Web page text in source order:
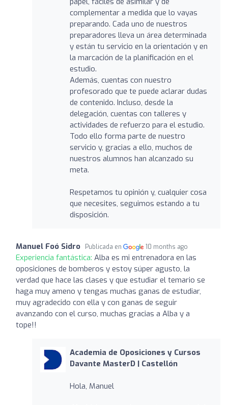
complementar a medida que lo vayas
preparando. Cada uno de nuestros
preparadores lleva un área determinada
y están tu servicio en la orientación y en
la marcación de la planificación en el
estudio.
Además, cuentas con nuestro
profesorado que te puede aclarar dudas
de contenido. Incluso, desde la
delegación, cuentas con talleres y
actividades de refuerzo para el estudio.
Todo ello forma parte de nuestro
servicio y, gracias a ello, muchos de
nuestros alumnos han alcanzado su
meta.
Respetamos tu opinión y, cualquier cosa
que necesites, seguimos estando a tu
disposición.
Manuel Foó Sidro Publicada en 10 months ago
Experiencia fantástica: Alba es mi entrenadora en las
oposiciones de bomberos y estoy súper agusto, la
verdad que hace las clases y que estudiar el temario se
haga muy ameno y tengas muchas ganas de estudiar,
muy agradecido con ella y con ganas de seguir
avanzando con el curso, muchas gracias a Alba y a
tope!!
Academia de Oposiciones y Cursos
Davante MasterD | Castellón
Hola, Manuel